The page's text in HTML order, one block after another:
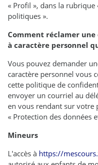
« Profil », dans la
politiques ».
Comment réclamer une
à caractère personnel
Vous pouvez demander
caractère personnel vous
cette politique de
envoyer un courriel au
en vous rendant sur votre
« Protection des données
Mineurs
L'accès à https://